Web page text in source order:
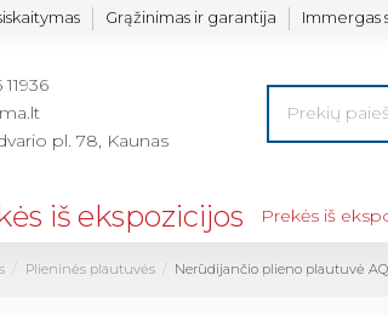
Grąžinimas ir garantija Immergas
pl. 78, Kaunas
Prekės iš
Plieninės plautuvės Nerūdijančio plieno plautuvė